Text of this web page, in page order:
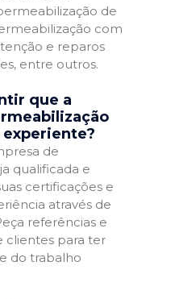
de
com
e reparos
entre outros.
que a
de
qualificada e
certificações e
através de
referências e
clientes para ter
do trabalho